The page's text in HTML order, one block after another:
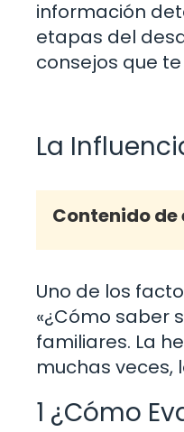
información
etapas del
consejos que
La
Contenido
Uno de los
«¿Cómo saber
familiares. La
muchas veces,
1 ¿Cómo